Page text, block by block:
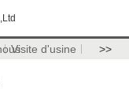
Visite d'usine >>